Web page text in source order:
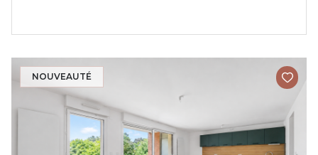
NOUVEAUTÉ